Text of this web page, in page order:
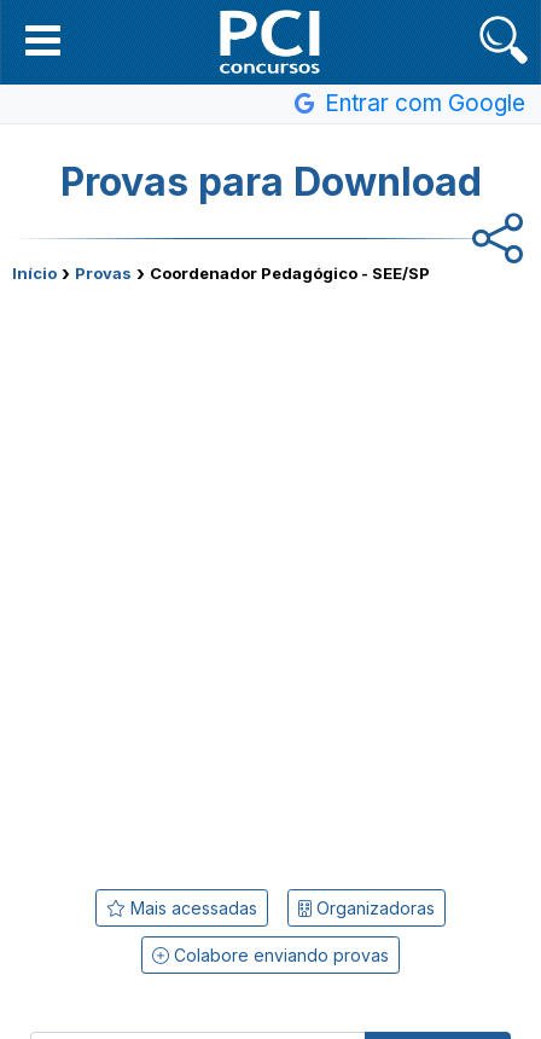
Entrar com Google
Provas para Download
Início › Provas › Coordenador Pedagógico - SEE/SP
Mais acessadas Organizadoras
Colabore enviando provas